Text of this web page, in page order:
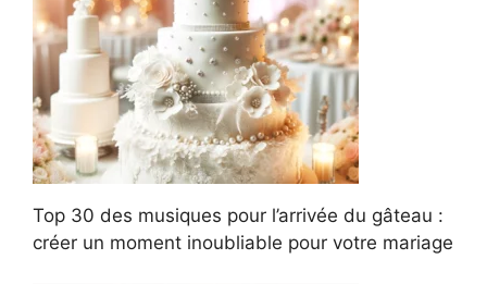
Top 30 des musiques pour l’arrivée du gâteau :
créer un moment inoubliable pour votre mariage